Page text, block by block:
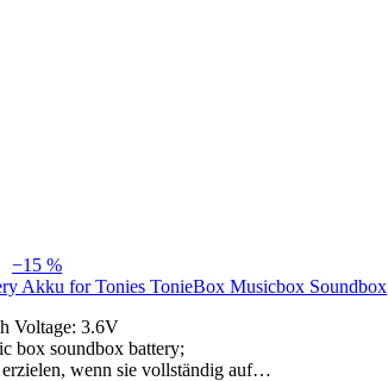
−15 %
Akku for Tonies TonieBox Musicbox Soundbox
Voltage: 3.6V
box soundbox battery;
wenn sie vollständig auf…